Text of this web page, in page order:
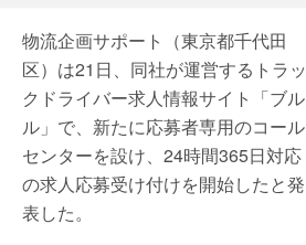
物流企画サポート（東京都千代田
区）は21日、同社が運営するトラッ
クドライバー求人情報サイト「ブル
ル」で、新たに応募者専用のコール
センターを設け、24時間365日対応
の求人応募受け付けを開始したと発
表した。